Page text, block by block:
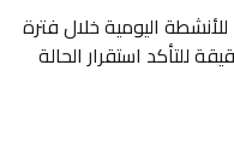
اليومية خلال فترة
للتأكد استقرار الحالة